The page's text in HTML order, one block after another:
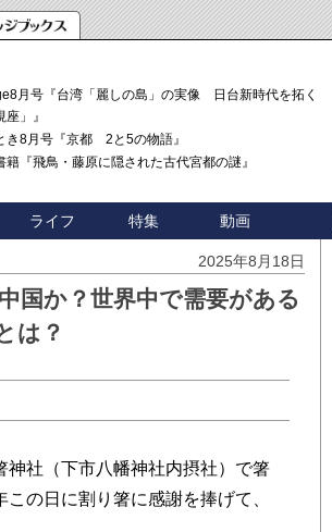
月号『台湾「麗しの島」の実像 日台新時代を拓く「3
」』
き8月号『京都 2と5の物語』
籍『飛鳥・藤原に隠された古代宮都の謎』
ライフ 特集 動画
2025年8月18日
国か？世界中で需要がある
は？
社（下市八幡神社内摂社）で箸
の日に割り箸に感謝を捧げて、